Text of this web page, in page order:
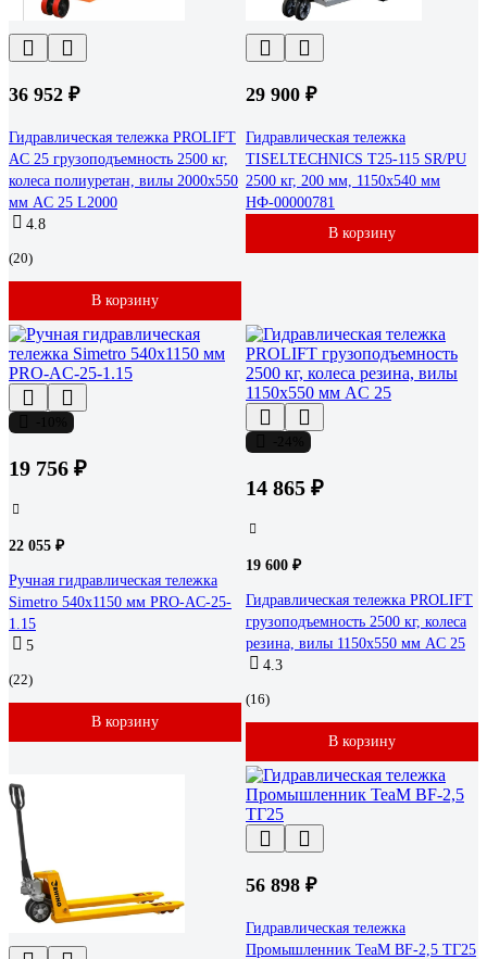
36 952 ₽
Гидравлическая тележка PROLIFT
AC 25 грузоподъемность 2500 кг,
колеса полиуретан, вилы 2000x550
мм AC 25 L2000
4.8
(20)
В корзину
29 900 ₽
Гидравлическая тележка
TISELTECHNICS T25-115 SR/PU
2500 кг, 200 мм, 1150x540 мм
НФ-00000781
В корзину
19 756 ₽
22 055 ₽
Ручная гидравлическая тележка
Simetro 540x1150 мм PRO-AC-25-
1.15
5
(22)
В корзину
14 865 ₽
19 600 ₽
Гидравлическая тележка PROLIFT
грузоподъемность 2500 кг, колеса
резина, вилы 1150x550 мм AC 25
4.3
(16)
В корзину
56 898 ₽
Гидравлическая тележка
Промышленник TeaM BF-2,5 ТГ25